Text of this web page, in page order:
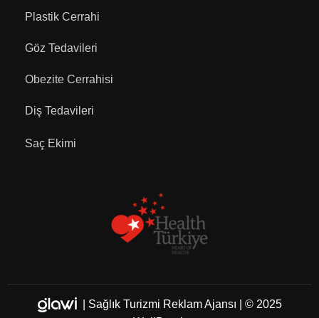
Plastik Cerrahi
Göz Tedavileri
Obezite Cerrahisi
Diş Tedavileri
Saç Ekimi
| Sağlık Turizmi Reklam Ajansı
| © 2025